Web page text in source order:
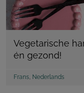
Vegetarische
én gezond!
Frans, Nederlands